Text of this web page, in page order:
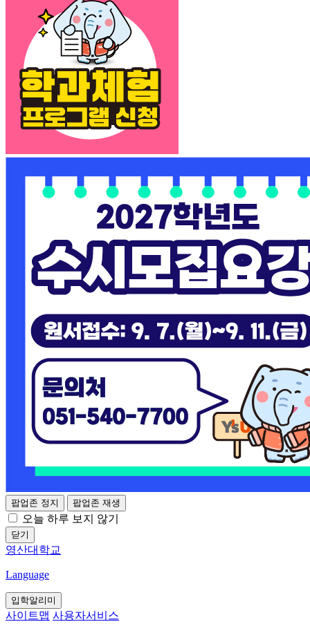
팝업존 정지 팝업존 재생
오늘 하루 보지 않기
닫기
영산대학교
Language
입학알리미
사이트맵 사용자서비스